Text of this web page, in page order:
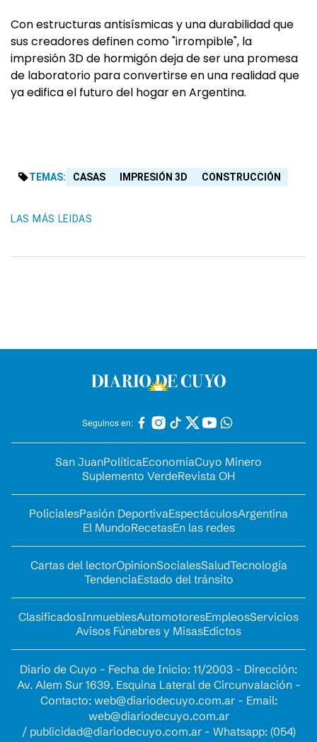
Con estructuras antisísmicas y una durabilidad que
sus creadores definen como "irrompible", la
impresión 3D de hormigón deja de ser una promesa
de laboratorio para convertirse en una realidad que
ya edifica el futuro del hogar en Argentina.
TEMAS: CASAS IMPRESIÓN 3D CONSTRUCCIÓN
LAS MÁS LEIDAS
Seguinos en:
San JuanPolíticaEconomíaCuyo Minero
Suplemento VerdeRevista OH
PolicialesPasión DeportivaEspectáculosArgentina
El MundoRecetasEn las redes
Cartas del lectorOpinionSocialesSaludTecnología
TendenciaEstado del tránsito
ClasificadosInmueblesAutomotoresEmpleosServicios
Avisos Fúnebres y MisasEdictos
Diario de Cuyo - Fecha de Inicio: 11/2003 - Dirección:
Av. Alem Sur 1639. Esquina Lateral de Circunvalación -
Contacto: web@diariodecuyo.com.ar- Email:
web@diariodecuyo.com.ar
/ publicidad@diariodecuyo.com.ar- Whatsapp: (054)